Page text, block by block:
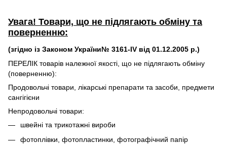
Увага! Товари, що не підлягають обміну та
поверненню:
(згідно із Законом України№ 3161-IV від 01.12.2005 р.)
ПЕРЕЛІК товарів належної якості, що не підлягають обміну
(поверненню):
Продовольчі товари, лікарські препарати та засоби, предмети
сангігієни
Непродовольчі товари:
швейні та трикотажні вироби
фотоплівки, фотопластинки, фотографічний папір